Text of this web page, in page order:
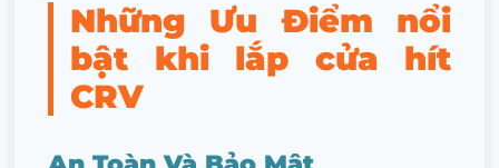
Những Ưu Điểm nổi
bật khi lắp cửa hít
CRV